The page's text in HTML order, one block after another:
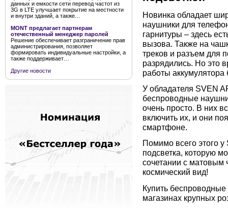
данных и емкости сети перевод частот из
3G в LTE улучшает покрытие на местности
и внутри зданий, а также…
MONT предлагает партнерам
отечественный менеджер паролей
Решение обеспечивает разграничение прав
администрирования, позволяет
формировать индивидуальные настройки, а
также поддерживает…
Другие новости
Новинка обладает
наушники для
гарнитуры – здесь
вызова. Также на
треков и разъем для
разрядились. Но это
работы аккумулятора
У обладателя SVEN
беспроводные
очень просто. В них
включить их, и они
смартфоне.
Помимо всего этого
подсветка, которую
сочетании с матовым
космический вид!
Купить
магазинах крупных